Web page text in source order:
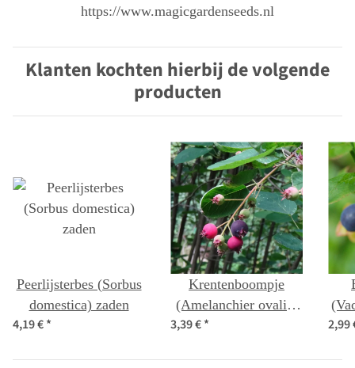
https://www.magicgardenseeds.nl
Klanten kochten hierbij de volgende
producten
Peerlijsterbes (Sorbus
domestica) zaden
4,19 €*
Krentenboompje
(Amelanchier ovalis)
3,39 €* 2,99